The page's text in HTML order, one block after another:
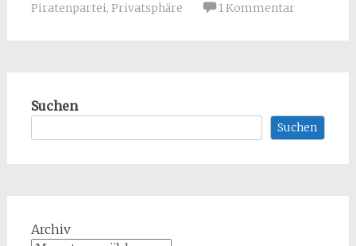
Piratenpartei, Privatsphäre 1 Kommentar
Suchen
Suchen
Archiv